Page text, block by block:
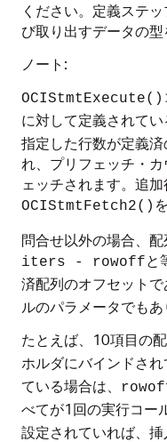
ください。定義ステ
び取り出すデータの型
ノート:
OCIStmtExecute()
に対して定義されてい
指定した行数が定義
れ、プリフェッチ・
ェッチされます。追
OCIStmtFetch2()
問合せ以外の場合、
iters - rowoffと
済配列のオフセットで
ルのパラメータでもあ
たとえば、10項目の
ホルダにバインドされ
ている場合は、
べてが1回の実行コー
設定されていれば、挿